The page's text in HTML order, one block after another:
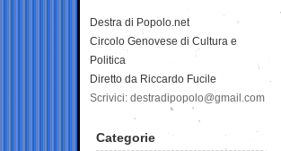
Destra di Popolo.net
Circolo Genovese di Cultura e
Politica
Diretto da Riccardo Fucile
Scrivici: destradipopolo@gmail.com
Categorie